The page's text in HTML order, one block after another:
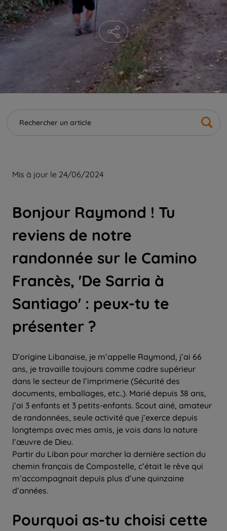
Mis à jour le 24/06/2024
Bonjour Raymond ! Tu
reviens de notre
randonnée sur le Camino
Francès, 'De Sarria à
Santiago' : peux-tu te
présenter ?
D’origine Libanaise, je m’appelle Raymond, j’ai 66
ans, je travaille toujours comme cadre supérieur
dans le secteur de l’imprimerie (Sécurité des
documents, emballages, etc..). Marié depuis 38 ans,
j’ai 3 enfants et 3 petits-enfants. Scout ainé, amateur
de randonnées, seule activité que j’exerce depuis
longtemps avec mes amis, je vois dans la nature
l’œuvre de Dieu.
Partir du Liban pour marcher la dernière section du
chemin français de Compostelle, c’était le rêve qui
m’accompagnait depuis plus d’une quinzaine
d’années.
Pourquoi as-tu choisi cette